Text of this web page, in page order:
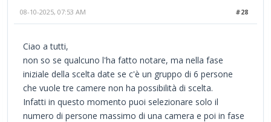
#28
08-10-2025, 07:53 AM
Ciao a tutti,
non so se qualcuno l'ha fatto notare, ma nella fase
iniziale della scelta date se c'è un gruppo di 6 persone
che vuole tre camere non ha possibilità di scelta.
Infatti in questo momento puoi selezionare solo il
numero di persone massimo di una camera e poi in fase